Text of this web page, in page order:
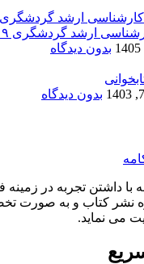
ارشد گردشگری ۱۹-۱۸ تیرماه ۱۴۰۵
بدون دیدگاه
بدون دیدگاه
با داشتن تجربه در
نشر کتاب و به صورت
می نماید.